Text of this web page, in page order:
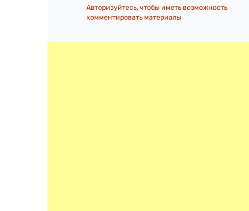
Авторизуйтесь, чтобы иметь возможность
комментировать материалы